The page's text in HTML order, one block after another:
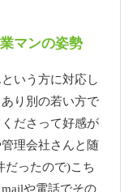
マンの姿勢
いう方に対応し
り別の若い方で
ださって好感が
理会社さんと随
だったので)こち
や電話でその